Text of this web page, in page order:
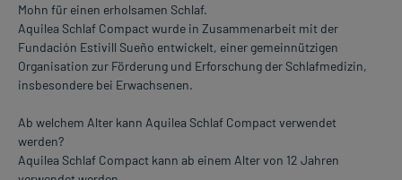
Mohn für einen erholsamen Schlaf.
Aquilea Schlaf Compact wurde in Zusammenarbeit mit der
Fundación Estivill Sueño entwickelt, einer gemeinnützigen
Organisation zur Förderung und Erforschung der Schlafmedizin,
insbesondere bei Erwachsenen.
Ab welchem Alter kann Aquilea Schlaf Compact verwendet
werden?
Aquilea Schlaf Compact kann ab einem Alter von 12 Jahren